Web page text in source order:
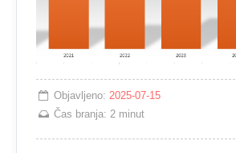
Objavljeno: 2025-07-15
Čas branja: 2 minut